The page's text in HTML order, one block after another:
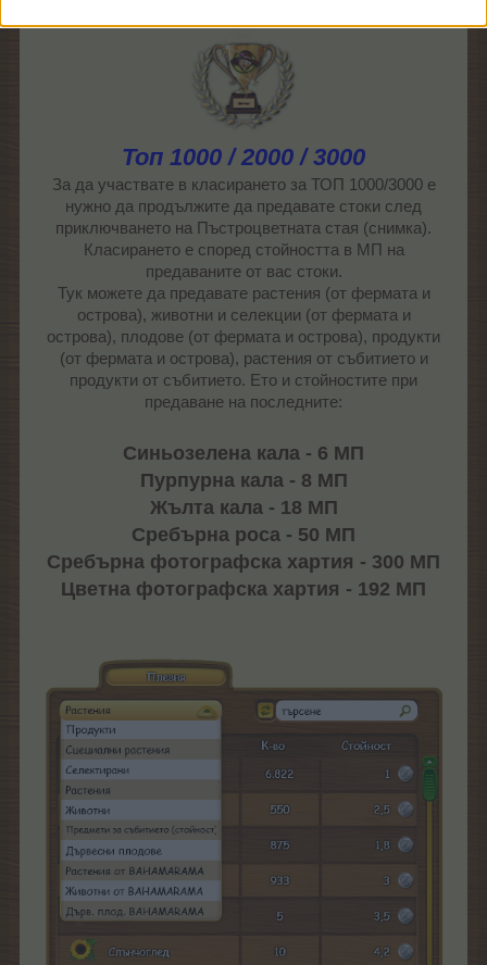
Топ 1000 / 2000 / 3000
За да участвате в класирането за ТОП 1000/3000 е
нужно да продължите да предавате стоки след
приключването на Пъстроцветната стая (снимка).
Класирането е според стойността в МП на
предаваните от вас стоки.
Тук можете да предавате растения (от фермата и
острова), животни и селекции (от фермата и
острова), плодове (от фермата и острова), продукти
(от фермата и острова), растения от събитието и
продукти от събитието. Ето и стойностите при
предаване на последните:
Синьозелена кала - 6 МП
Пурпурна кала - 8 МП
Жълта кала - 18 МП
Сребърна роса - 50 MП
Сребърна фотографска хартия - 300 МП
Цветна фотографска хартия - 192 МП